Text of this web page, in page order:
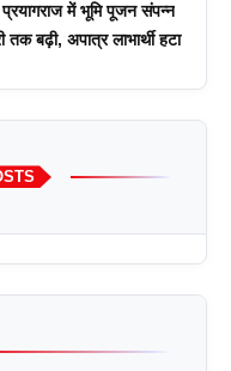
में भूमि पूजन संपन्न
बढ़ी, अपात्र लाभार्थी हटा